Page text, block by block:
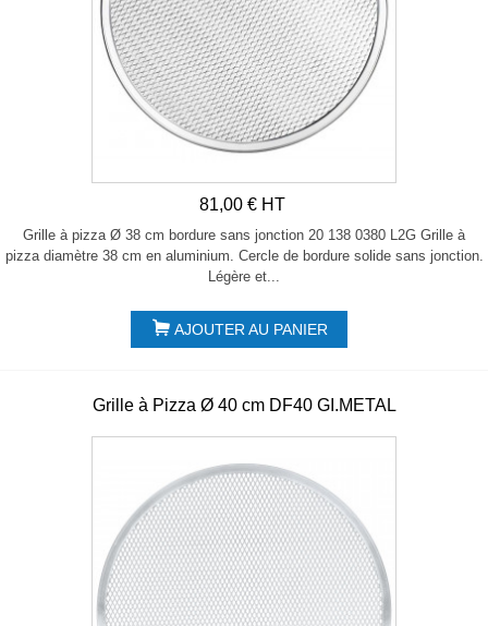
81,00 € HT
Grille à pizza Ø 38 cm bordure sans jonction 20 138 0380 L2G Grille à
pizza diamètre 38 cm en aluminium. Cercle de bordure solide sans jonction.
Légère et...
AJOUTER AU PANIER
Grille à Pizza Ø 40 cm DF40 GI.METAL